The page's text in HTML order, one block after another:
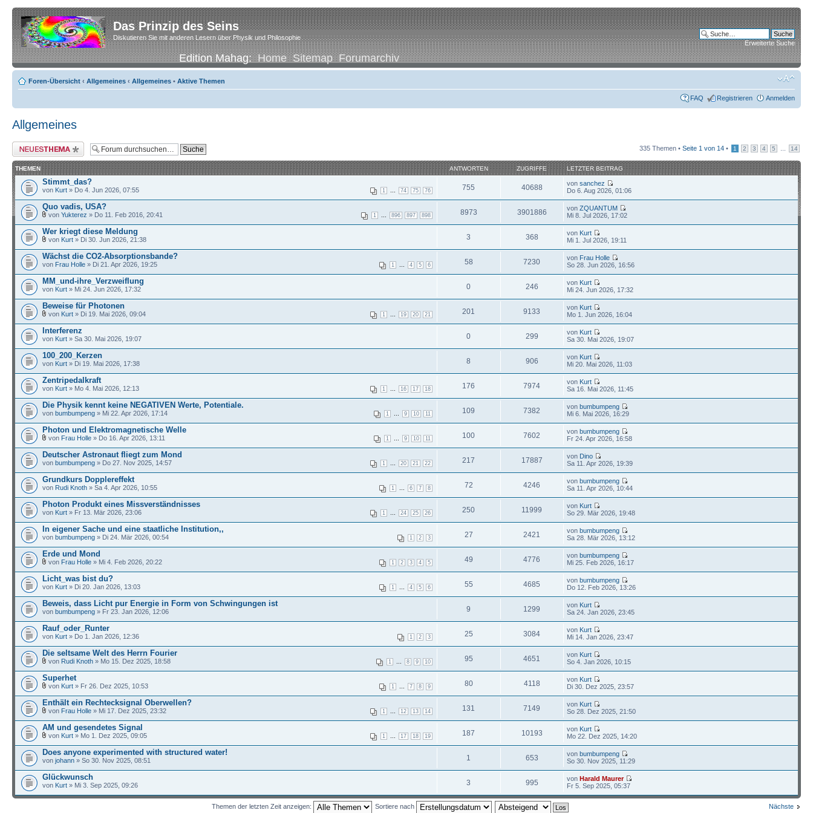
Das Prinzip des Seins
Diskutieren Sie mit anderen Lesern über Physik und Philosophie
Edition Mahag:Home Sitemap Forumarchiv
Erweiterte Suche
Foren-Übersicht ‹ Allgemeines ‹ Allgemeines • Aktive Themen
FAQ Registrieren Anmelden
Allgemeines
Neues Thema erstellen 335 Themen • Seite 1 von 14 • 1 2 3 4 5 14
THEMEN ANTWORTEN ZUGRIFFE LETZTER BEITRAG
Stimmt_das?
1 74 75 76
von Kurt » Do 4. Jun 2026, 07:55 755 40688 vonsanchez
Do 6. Aug 2026, 01:06
Quo vadis, USA?
1 896 897 898
von Yukterez » Do 11. Feb 2016, 20:41 8973 3901886 vonZQUANTUM
Mi 8. Jul 2026, 17:02
Wer kriegt diese Meldung
von Kurt » Di 30. Jun 2026, 21:38 3 368 von Kurt
Mi 1. Jul 2026, 19:11
Wächst die CO2-Absorptionsbande?
1 4 5 6
von Frau Holle » Di 21. Apr 2026, 19:25 58 7230 von Frau Holle
So 28. Jun 2026, 16:56
MM_und-ihre_Verzweiflung
von Kurt » Mi 24. Jun 2026, 17:32 0 246 von Kurt
Mi 24. Jun 2026, 17:32
Beweise für Photonen
1 19 20 21
von Kurt » Di 19. Mai 2026, 09:04 201 9133 von Kurt
Mo 1. Jun 2026, 16:04
Interferenz
von Kurt » Sa 30. Mai 2026, 19:07 0 299 von Kurt
Sa 30. Mai 2026, 19:07
100_200_Kerzen
von Kurt » Di 19. Mai 2026, 17:38 8 906 von Kurt
Mi 20. Mai 2026, 11:03
Zentripedalkraft
1 16 17 18
von Kurt » Mo 4. Mai 2026, 12:13 176 7974 von Kurt
Sa 16. Mai 2026, 11:45
Die Physik kennt keine NEGATIVEN Werte, Potentiale.
1 9 10 11
von bumbumpeng » Mi 22. Apr 2026, 17:14 109 7382 vonbumbumpeng
Mi 6. Mai 2026, 16:29
Photon und Elektromagnetische Welle
1 9 10 11
von Frau Holle » Do 16. Apr 2026, 13:11 100 7602 vonbumbumpeng
Fr 24. Apr 2026, 16:58
Deutscher Astronaut fliegt zum Mond
1 20 21 22
von bumbumpeng » Do 27. Nov 2025, 14:57 217 17887 von Dino
Sa 11. Apr 2026, 19:39
Grundkurs Dopplereffekt
1 6 7 8
von Rudi Knoth » Sa 4. Apr 2026, 10:55 72 4246 vonbumbumpeng
Sa 11. Apr 2026, 10:44
Photon Produkt eines Missverständnisses
1 24 25 26
von Kurt » Fr 13. Mär 2026, 23:06 250 11999 von Kurt
So 29. Mär 2026, 19:48
In eigener Sache und eine staatliche Institution,,
1 2 3
von bumbumpeng » Di 24. Mär 2026, 00:54 27 2421 vonbumbumpeng
Sa 28. Mär 2026, 13:12
Erde und Mond
1 2 3 4 5
von Frau Holle » Mi 4. Feb 2026, 20:22 49 4776 vonbumbumpeng
Mi 25. Feb 2026, 16:17
Licht_was bist du?
1 4 5 6
von Kurt » Di 20. Jan 2026, 13:03 55 4685 vonbumbumpeng
Do 12. Feb 2026, 13:26
Beweis, dass Licht pur Energie in Form von Schwingungen ist
von bumbumpeng » Fr 23. Jan 2026, 12:06 9 1299 von Kurt
Sa 24. Jan 2026, 23:45
Rauf_oder_Runter
1 2 3
von Kurt » Do 1. Jan 2026, 12:36 25 3084 von Kurt
Mi 14. Jan 2026, 23:47
Die seltsame Welt des Herrn Fourier
1 8 9 10
von Rudi Knoth » Mo 15. Dez 2025, 18:58 95 4651 von Kurt
So 4. Jan 2026, 10:15
Superhet
1 7 8 9
von Kurt » Fr 26. Dez 2025, 10:53 80 4118 von Kurt
Di 30. Dez 2025, 23:57
Enthält ein Rechtecksignal Oberwellen?
1 12 13 14
von Frau Holle » Mi 17. Dez 2025, 23:32 131 7149 von Kurt
So 28. Dez 2025, 21:50
AM und gesendetes Signal
1 17 18 19
von Kurt » Mo 1. Dez 2025, 09:05 187 10193 von Kurt
Mo 22. Dez 2025, 14:20
Does anyone experimented with structured water!
von johann » So 30. Nov 2025, 08:51 1 653 vonbumbumpeng
So 30. Nov 2025, 11:29
Glückwunsch
von Kurt » Mi 3. Sep 2025, 09:26 3 995 vonHarald Maurer
Fr 5. Sep 2025, 05:37
Nächste
Themen der letzten Zeit anzeigen: Sortiere nach